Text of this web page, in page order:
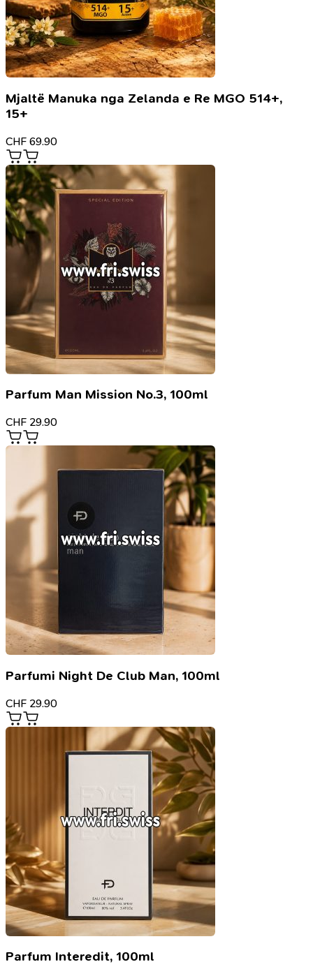
Mjaltë Manuka nga Zelanda e Re MGO 514+,
15+
CHF 69.90
Parfum Man Mission No.3, 100ml
CHF 29.90
Parfumi Night De Club Man, 100ml
CHF 29.90
Parfum Interedit, 100ml